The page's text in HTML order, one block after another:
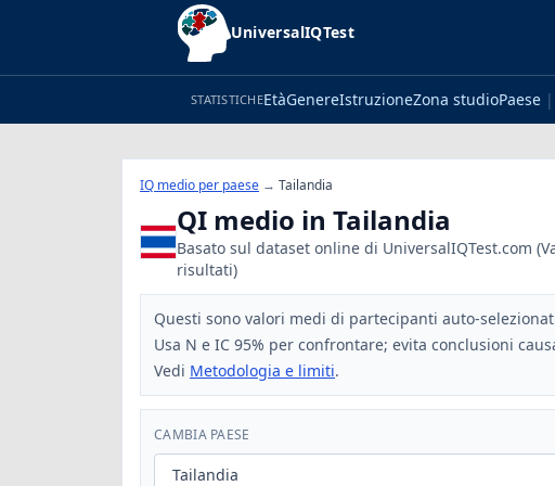
UniversalIQTest
STATISTICHEEtàGenereIstruzioneZona studioPaese |
IQ medio per paese → Tailandia
QI medio in Tailandia
Basato sul dataset online di UniversalIQTest.com
risultati)
Questi sono valori medi di partecipanti auto-
Usa N e IC 95% per confrontare; evita conclusioni
Vedi Metodologia e limiti.
CAMBIA PAESE